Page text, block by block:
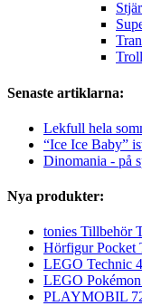
Senaste artiklarna:
Lekfull hela
“Ice Ice Baby”
Dinomania - på
Nya produkter:
tonies Tillbehör
Hörfigur Pocket
LEGO Technic
LEGO
PLAYMOBIL